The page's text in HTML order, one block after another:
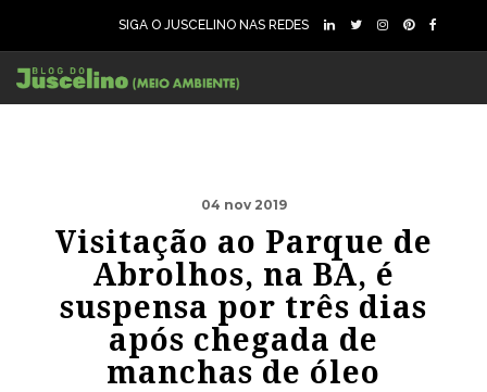
SIGA O JUSCELINO NAS REDES
04 nov 2019
Visitação ao Parque de
Abrolhos, na BA, é
suspensa por três dias
após chegada de
manchas de óleo